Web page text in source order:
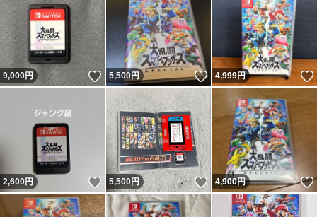
9,000円 いいね！
5,500円 いいね！
4,999円
2,600円 いいね！
5,500円 いいね！
4,900円